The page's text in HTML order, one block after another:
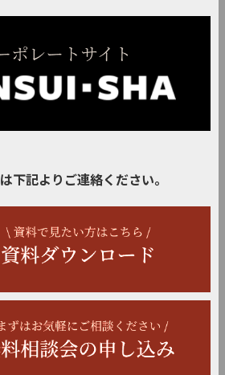
下記よりご連絡ください。